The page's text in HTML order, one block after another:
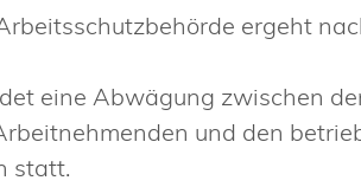
ergeht
eine Abwägung zwischen
und den
statt.